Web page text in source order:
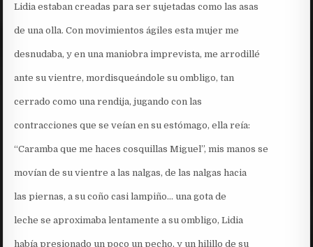
Lidia estaban creadas para ser sujetadas como las asas
de una olla. Con movimientos ágiles esta mujer me
desnudaba, y en una maniobra imprevista, me arrodillé
ante su vientre, mordisqueándole su ombligo, tan
cerrado como una rendija, jugando con las
contracciones que se veían en su estómago, ella reía:
“Caramba que me haces cosquillas Miguel”, mis manos se
movían de su vientre a las nalgas, de las nalgas hacia
las piernas, a su coño casi lampiño… una gota de
leche se aproximaba lentamente a su ombligo, Lidia
había presionado un poco un pecho, y un hilillo de su